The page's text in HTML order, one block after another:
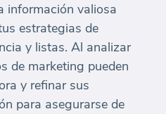
información valiosa
estrategias de
y listas. Al analizar
de marketing pueden
y refinar sus
para asegurarse de